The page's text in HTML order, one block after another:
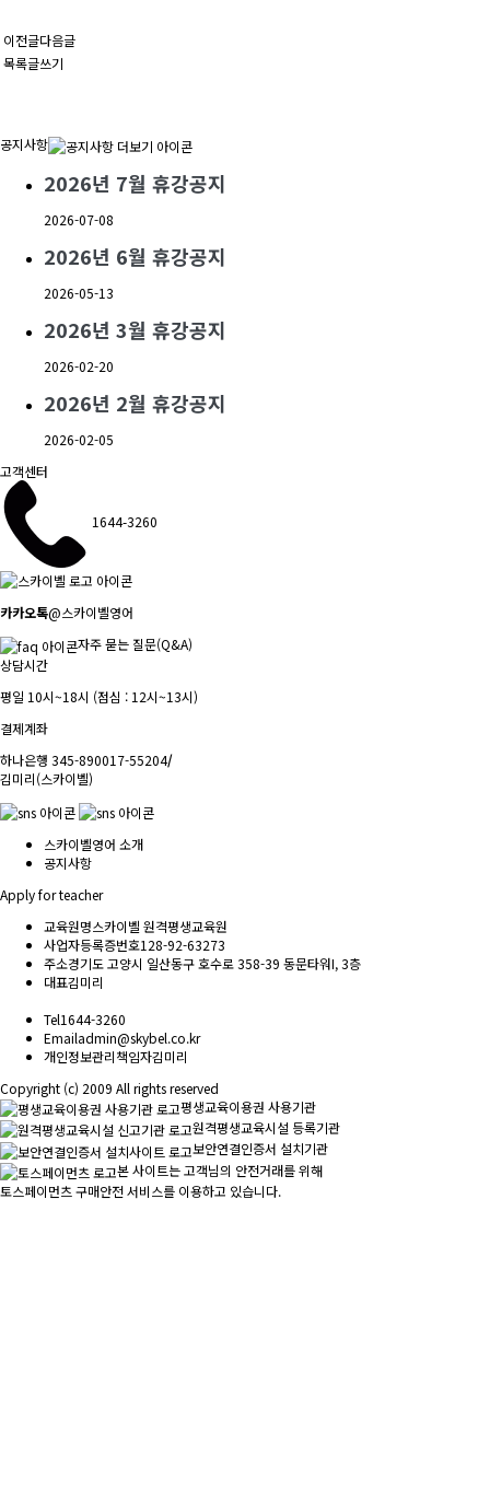
이전글다음글
목록글쓰기
공지사항
2026년 7월 휴강공지
2026-07-08
2026년 6월 휴강공지
2026-05-13
2026년 3월 휴강공지
2026-02-20
2026년 2월 휴강공지
2026-02-05
고객센터
1644-3260
카카오톡@스카이벨영어
자주 묻는 질문(Q&A)
상담시간
평일 10시~18시 (점심 : 12시~13시)
결제계좌
하나은행 345-890017-55204/
김미리(스카이벨)
스카이벨영어 소개
공지사항
Apply for teacher
교육원명스카이벨 원격평생교육원
사업자등록증번호128-92-63273
주소경기도 고양시 일산동구 호수로 358-39 동문타워I, 3층
대표김미리
Tel1644-3260
Emailadmin@skybel.co.kr
개인정보관리책임자김미리
Copyright (c) 2009 All rights reserved
평생교육이용권 사용기관
원격평생교육시설 등록기관
보안연결인증서 설치기관
본 사이트는 고객님의 안전거래를 위해
토스페이먼츠 구매안전 서비스를 이용하고 있습니다.